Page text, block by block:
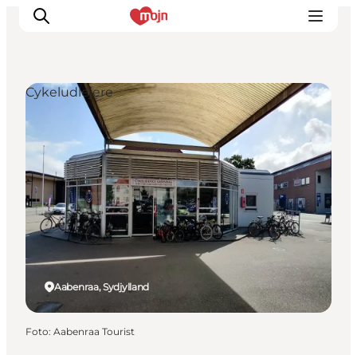
Oplevelser
Byer & Steder
Det sker
Overnatning
Planlæg din ferie
Booking
Aabenraa, Sydjylland
Cykeludlejere
Foto: Aabenraa Tourist